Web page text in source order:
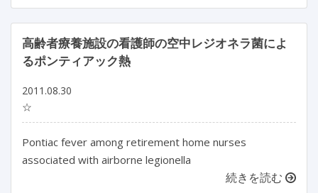
高齢者療養施設の看護師の空中レジオネラ菌によ
るポンティアック熱
2011.08.30
☆
Pontiac fever among retirement home nurses
associated with airborne legionella
続きを読む